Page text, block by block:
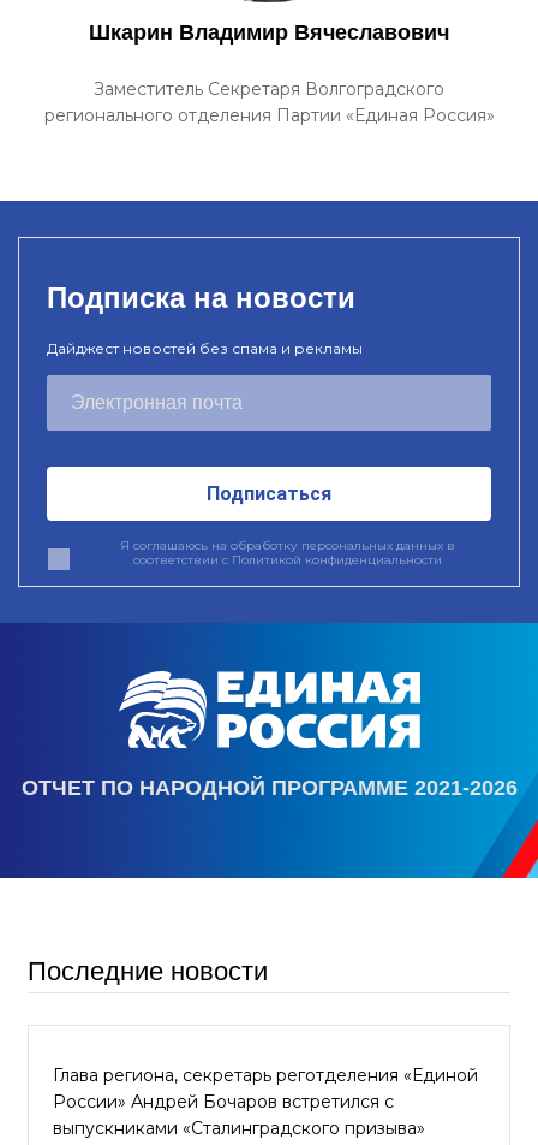
Шкарин Владимир Вячеславович
Заместитель Секретаря Волгоградского
регионального отделения Партии «Единая Россия»
Подписка на новости
Дайджест новостей без спама и рекламы
Подписаться
Я соглашаюсь на обработку персональных данных в
соответствии с Политикой конфиденциальности
ОТЧЕТ ПО НАРОДНОЙ ПРОГРАММЕ 2021-2026
Последние новости
Глава региона, секретарь реготделения «Единой
России» Андрей Бочаров встретился с
выпускниками «Сталинградского призыва»